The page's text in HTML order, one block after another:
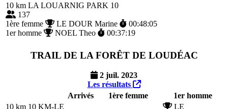
10 km LA LOUARNIG PARK 10
137
1ère femme
LE DOUR Marine
00:48:05
1er homme
NOEL Theo 00:37:19
TRAIL DE LA FORÊT DE LOUDÉAC
2 juil. 2023
Les résultats
Arrivés
1ère femme
1er homme
10 km 10 KM-LE
LE